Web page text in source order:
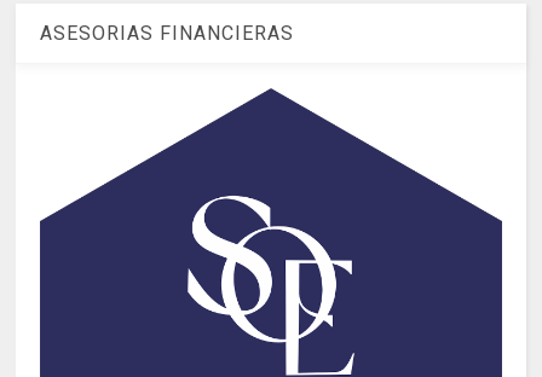
ASESORIAS FINANCIERAS